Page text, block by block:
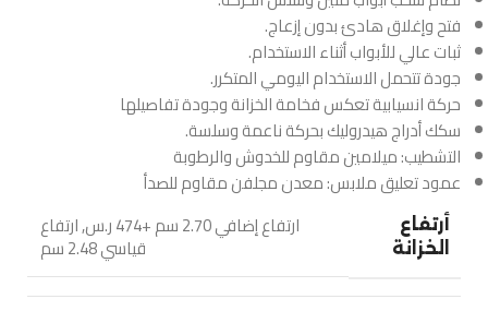
فتح وإغلاق هادئ بدون إزعاج.
ثبات عالي للأبواب أثناء الاستخدام.
جودة تتحمل الاستخدام اليومي المتكرر.
حركة انسيابية تعكس فخامة الخزانة وجودة تفاصيلها
سكك أدراج هيدروليك بحركة ناعمة وسلسة.
التشطيب: ميلامين مقاوم للخدوش والرطوبة
عمود تعليق ملابس: معدن مجلفن مقاوم للصدأ
أرتفاع
الخزانة
ارتفاع إضافي 2.70 سم +474 ر.س ,ارتفاع
قياسي 2.48 سم